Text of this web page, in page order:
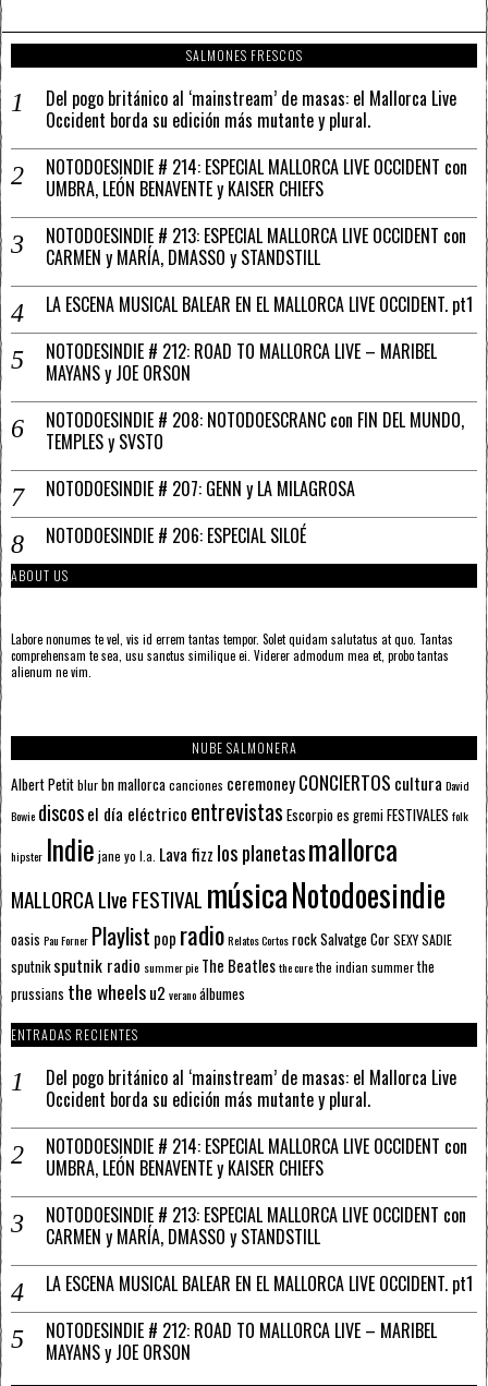
SALMONES FRESCOS
Del pogo británico al ‘mainstream’ de masas: el Mallorca Live
Occident borda su edición más mutante y plural.
NOTODOESINDIE # 214: ESPECIAL MALLORCA LIVE OCCIDENT con
UMBRA, LEÓN BENAVENTE y KAISER CHIEFS
NOTODOESINDIE # 213: ESPECIAL MALLORCA LIVE OCCIDENT con
CARMEN y MARÍA, DMASSO y STANDSTILL
LA ESCENA MUSICAL BALEAR EN EL MALLORCA LIVE OCCIDENT. pt1
NOTODESINDIE # 212: ROAD TO MALLORCA LIVE – MARIBEL
MAYANS y JOE ORSON
NOTODOESINDIE # 208: NOTODOESCRANC con FIN DEL MUNDO,
TEMPLES y SVSTO
NOTODOESINDIE # 207: GENN y LA MILAGROSA
NOTODOESINDIE # 206: ESPECIAL SILOÉ
ABOUT US
Labore nonumes te vel, vis id errem tantas tempor. Solet quidam salutatus at quo. Tantas
comprehensam te sea, usu sanctus similique ei. Viderer admodum mea et, probo tantas
alienum ne vim.
NUBE SALMONERA
Albert Petitblurbn mallorcacanciones ceremoneyCONCIERTOS cultura David
Bowie discosel día eléctrico entrevistas Escorpioes gremiFESTIVALES folk
hipster Indie jane yo l.a. Lava fizz los planetasmallorca
MALLORCA LIve FESTIVAL músicaNotodoesindie
oasis Pau Forner Playlist pop radioRelatos CortosrockSalvatge CorSEXY SADIE
sputnik sputnik radio summer pie The Beatlesthe curethe indian summerthe
prussians the wheelsu2 veranoálbumes
ENTRADAS RECIENTES
Del pogo británico al ‘mainstream’ de masas: el Mallorca Live
Occident borda su edición más mutante y plural.
NOTODOESINDIE # 214: ESPECIAL MALLORCA LIVE OCCIDENT con
UMBRA, LEÓN BENAVENTE y KAISER CHIEFS
NOTODOESINDIE # 213: ESPECIAL MALLORCA LIVE OCCIDENT con
CARMEN y MARÍA, DMASSO y STANDSTILL
LA ESCENA MUSICAL BALEAR EN EL MALLORCA LIVE OCCIDENT. pt1
NOTODESINDIE # 212: ROAD TO MALLORCA LIVE – MARIBEL
MAYANS y JOE ORSON